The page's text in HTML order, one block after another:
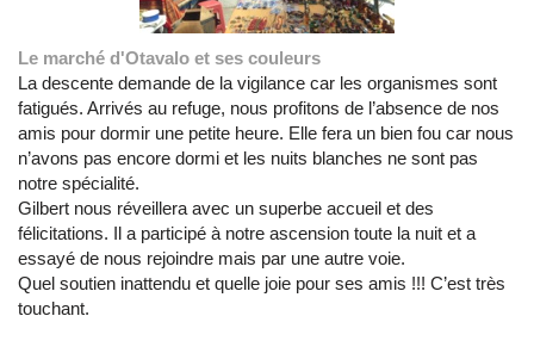
Le marché d'Otavalo et ses couleurs
La descente demande de la vigilance car les organismes sont
fatigués. Arrivés au refuge, nous profitons de l’absence de nos
amis pour dormir une petite heure. Elle fera un bien fou car nous
n’avons pas encore dormi et les nuits blanches ne sont pas
notre spécialité.
Gilbert nous réveillera avec un superbe accueil et des
félicitations. Il a participé à notre ascension toute la nuit et a
essayé de nous rejoindre mais par une autre voie.
Quel soutien inattendu et quelle joie pour ses amis !!! C’est très
touchant.